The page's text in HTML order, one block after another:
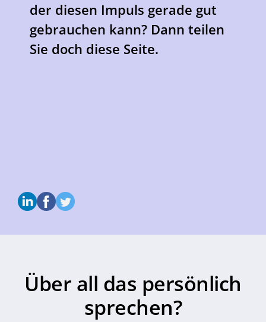
der diesen Impuls gerade gut
gebrauchen kann? Dann teilen
Sie doch diese Seite.
Über all das persönlich
sprechen?